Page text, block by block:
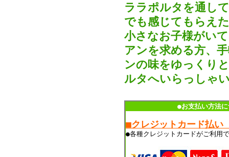
ララポルタを通し
でも感じてもらえ
小さなお子様がい
アンを求める方、
ンの味をゆっくり
ルタへいらっしゃ
●お支払い方法
■クレジットカード払い
●各種クレジットカードがご利用